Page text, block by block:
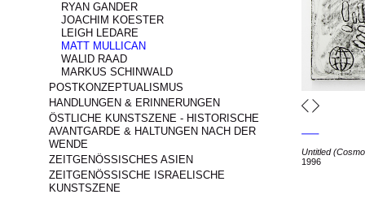
RYAN GANDER
JOACHIM KOESTER
LEIGH LEDARE
MATT MULLICAN
WALID RAAD
MARKUS SCHINWALD
POSTKONZEPTUALISMUS
HANDLUNGEN & ERINNERUNGEN
ÖSTLICHE KUNSTSZENE - HISTORISCHE
AVANTGARDE & HALTUNGEN NACH DER
WENDE
ZEITGENÖSSISCHES ASIEN
ZEITGENÖSSISCHE ISRAELISCHE
KUNSTSZENE
Untitled
1996